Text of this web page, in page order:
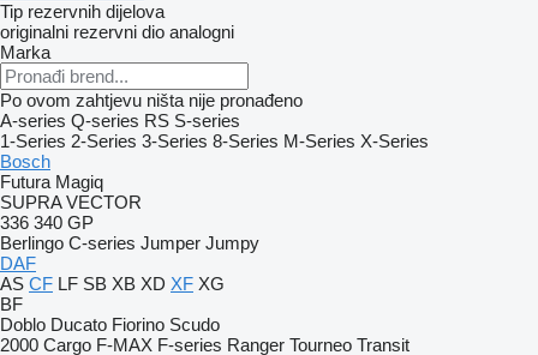
Tip rezervnih dijelova
originalni rezervni dio analogni
Marka
Po ovom zahtjevu ništa nije pronađeno
A-series Q-series RS S-series
1-Series 2-Series 3-Series 8-Series M-Series X-Series
Bosch
Futura Magiq
SUPRA VECTOR
336 340 GP
Berlingo C-series Jumper Jumpy
DAF
AS CF LF SB XB XD XF XG
BF
Doblo Ducato Fiorino Scudo
2000 Cargo F-MAX F-series Ranger Tourneo Transit